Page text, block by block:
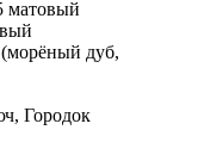
дуб,